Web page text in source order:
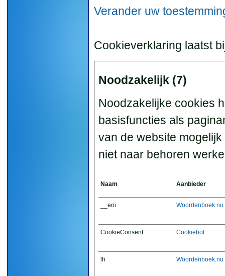
Verander uw
Cookieverklaring laatst
Noodzakelijk (7)
Noodzakelijke cookies
basisfuncties als
van de website
niet naar behoren
Naam Aanbieder
__eoi Woordenboek.nu
CookieConsent Cookiebot
lh Woordenboek.nu